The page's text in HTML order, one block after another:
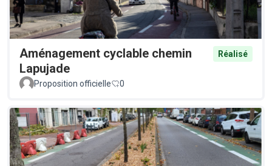
Aménagement cyclable chemin
Lapujade
Réalisé
Proposition officielle 0